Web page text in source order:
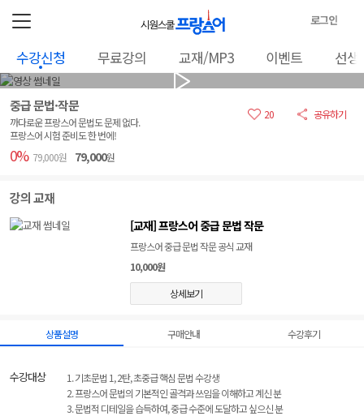
인
로그인
수강신청 무료강의 교재/MP3 이벤트 선생
중급 문법·작문
까다로운 프랑스어 문법도 문제 없다.
프랑스어 시험 준비도 한 번에!
0% 79,000원 79,000원
20 공유하기
강의 교재
[교재] 프랑스어 중급 문법 작문
프랑스어 중급 문법 작문 공식 교재
10,000원
상세보기
상품설명 구매안내 수강후기
수강대상
1. 기초문법 1, 2탄, 초중급 핵심 문법 수강생
2. 프랑스어 문법의 기본적인 골격과 쓰임을 이해하고 계신 분
3. 문법적 디테일을 습득하여, 중급 수준에 도달하고 싶으신 분